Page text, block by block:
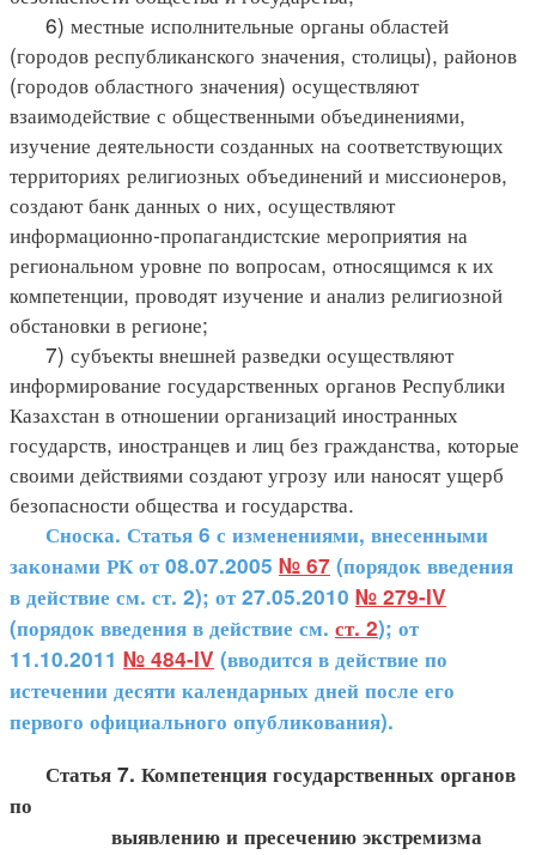
6) местные исполнительные органы областей
(городов республиканского значения, столицы), районов
(городов областного значения) осуществляют
взаимодействие с общественными объединениями,
изучение деятельности созданных на соответствующих
территориях религиозных объединений и миссионеров,
создают банк данных о них, осуществляют
информационно-пропагандистские мероприятия на
региональном уровне по вопросам, относящимся к их
компетенции, проводят изучение и анализ религиозной
обстановки в регионе;
7) субъекты внешней разведки осуществляют
информирование государственных органов Республики
Казахстан в отношении организаций иностранных
государств, иностранцев и лиц без гражданства, которые
своими действиями создают угрозу или наносят ущерб
безопасности общества и государства.
Сноска. Статья 6 с изменениями, внесенными
законами РК от 08.07.2005 № 67 (порядок введения
в действие см. ст. 2); от 27.05.2010 № 279-IV
(порядок введения в действие см. ст. 2); от
11.10.2011 № 484-IV (вводится в действие по
истечении десяти календарных дней после его
первого официального опубликования).
Статья 7. Компетенция государственных органов
по
выявлению и пресечению экстремизма